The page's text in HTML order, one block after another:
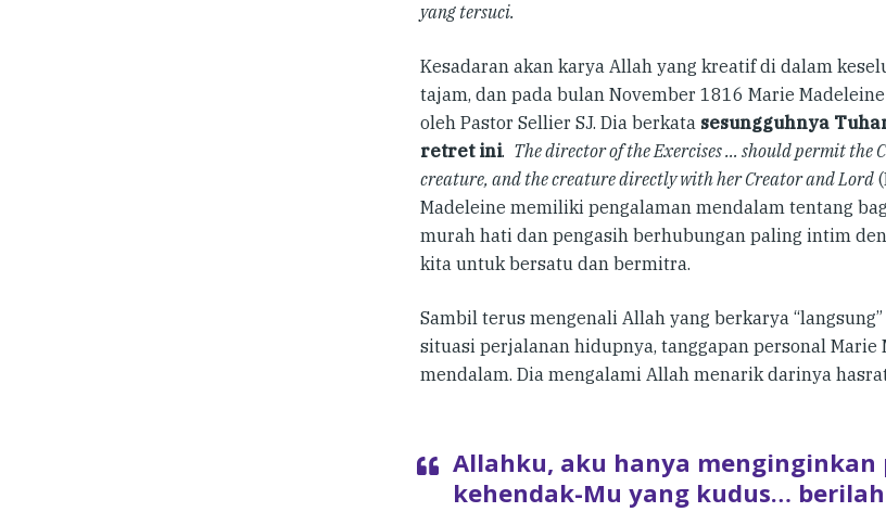
yang tersuci.
Kesadaran akan karya Allah yang kreatif di dalam
tajam, dan pada bulan November 1816 Marie
oleh Pastor Sellier SJ. Dia berkata sesungguhnya
retret ini. The director of the Exercises … should permit the
creature, and the creature directly with her Creator and Lord
Madeleine memiliki pengalaman mendalam tentang
murah hati dan pengasih berhubungan paling intim
kita untuk bersatu dan bermitra.
Sambil terus mengenali Allah yang berkarya
situasi perjalanan hidupnya, tanggapan personal
mendalam. Dia mengalami Allah menarik darinya
Allahku, aku hanya menginginkan
kehendak-Mu yang kudus…